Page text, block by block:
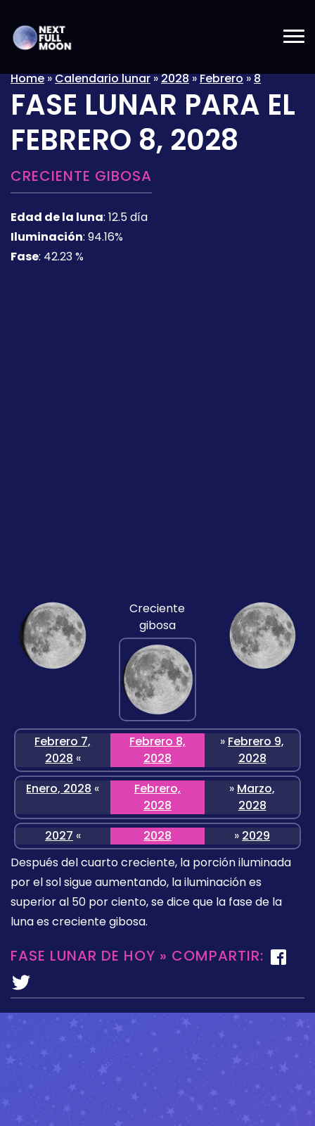
Home»Calendario lunar»2028»Febrero»8
FASE LUNAR PARA EL
FEBRERO 8, 2028
CRECIENTE GIBOSA
Edad de la luna: 12.5 día
Iluminación: 94.16%
Fase: 42.23 %
Creciente
gibosa
Febrero 7,
2028 «
Febrero 8,
2028
» Febrero 9,
2028
Enero, 2028 «
Febrero,
2028
» Marzo,
2028
2027 « 2028 » 2029
Después del cuarto creciente, la porción iluminada
por el sol sigue aumentando, la iluminación es
superior al 50 por ciento, se dice que la fase de la
luna es creciente gibosa.
FASE LUNAR DE HOY » COMPARTIR: